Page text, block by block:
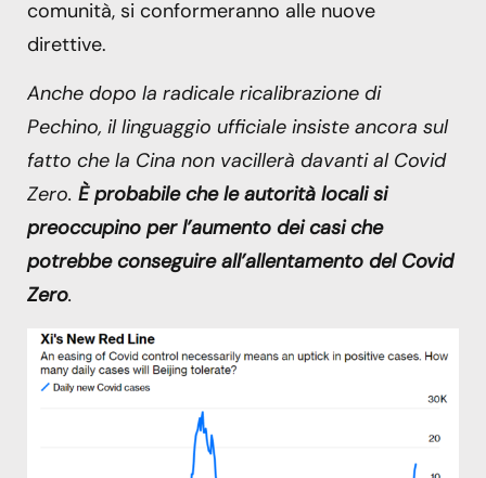
comunità, si conformeranno alle nuove
direttive.
Anche dopo la radicale ricalibrazione di
Pechino, il linguaggio ufficiale insiste ancora sul
fatto che la Cina non vacillerà davanti al Covid
Zero. È probabile che le autorità locali si
preoccupino per l’aumento dei casi che
potrebbe conseguire all’allentamento del Covid
Zero.